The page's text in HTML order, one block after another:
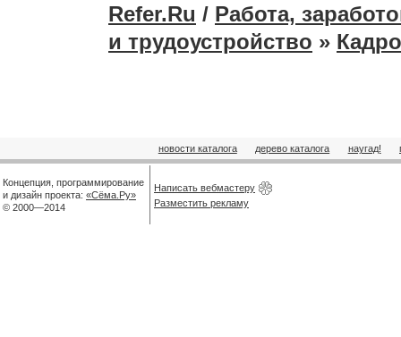
Refer.Ru / Работа,
и трудоустройство »
новости каталога дерево каталога наугад!
Концепция, программирование
и дизайн проекта: «Сёма.Ру»
© 2000—2014
Написать вебмастеру
Разместить рекламу